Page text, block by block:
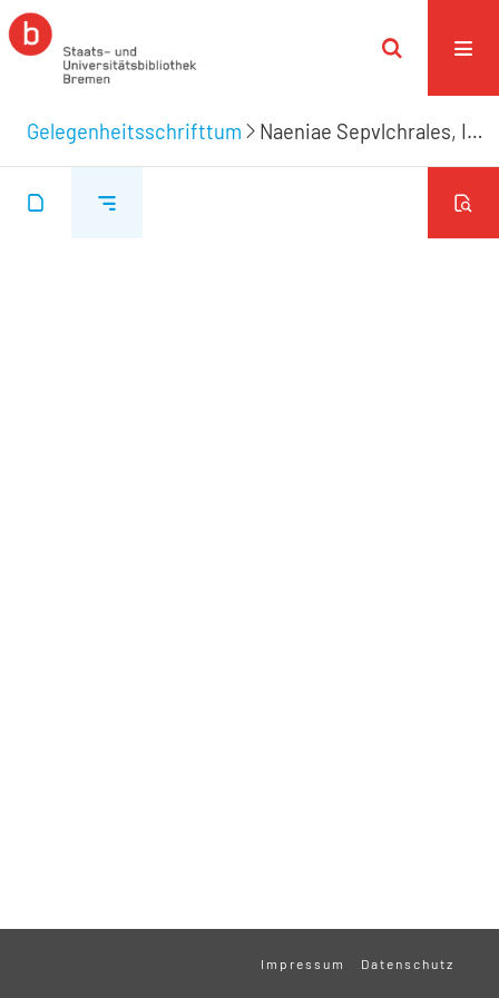
Gelegenheitsschrifttum Naeniae Sepvlchrales, In Memoriam Viri Perqvam Magnifici, ..., Domini Iohannis Holleri, ...
Impressum Datenschutz